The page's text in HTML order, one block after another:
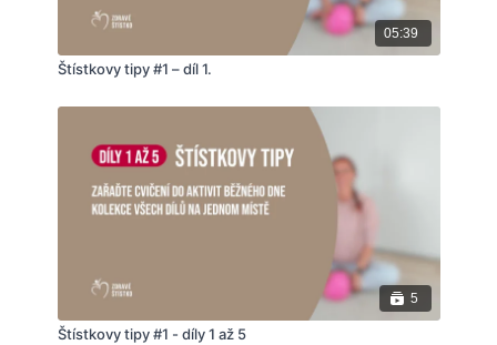
05:39
Štístkovy tipy #1 – díl 1.
5
Štístkovy tipy #1 - díly 1 až 5